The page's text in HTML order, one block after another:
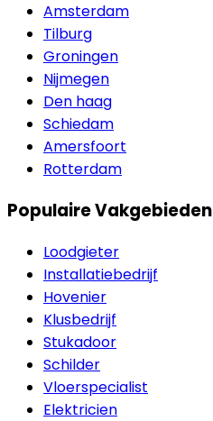
Amsterdam
Tilburg
Groningen
Nijmegen
Den haag
Schiedam
Amersfoort
Rotterdam
Populaire Vakgebieden
Loodgieter
Installatiebedrijf
Hovenier
Klusbedrijf
Stukadoor
Schilder
Vloerspecialist
Elektricien